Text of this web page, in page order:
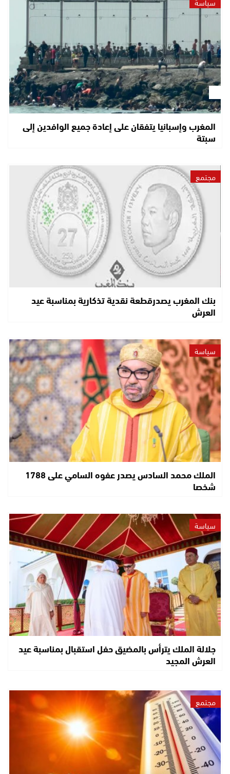
المغرب وإسبانيا يتفقان على إعادة جميع الوافدين إلى
سبتة
مجتمع
بنك المغرب يصدرقطعة نقدية تذكارية بمناسبة عيد
العرش
سياسة
الملك محمد السادس يصدر عفوه السامي على 1788
شخصا
سياسة
جلالة الملك يترأس بالمضيق حفل استقبال بمناسبة عيد
العرش المجيد
مجتمع